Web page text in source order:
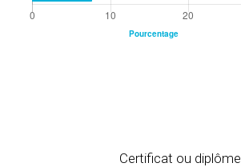
Certificat ou diplôme